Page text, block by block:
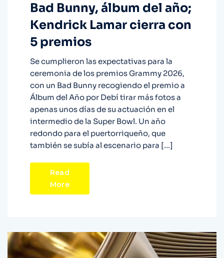
Bad Bunny, álbum del año;
Kendrick Lamar cierra con
5 premios
Se cumplieron las expectativas para la
ceremonia de los premios Grammy 2026,
con un Bad Bunny recogiendo el premio a
Álbum del Año por Debí tirar más fotos a
apenas unos días de su actuación en el
intermedio de la Super Bowl. Un año
redondo para el puertorriqueño, que
también se subía al escenario para […]
Read
More